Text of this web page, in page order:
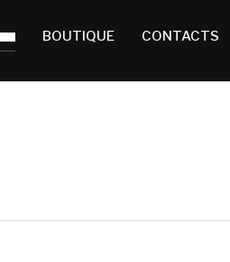
BOUTIQUE CONTACTS